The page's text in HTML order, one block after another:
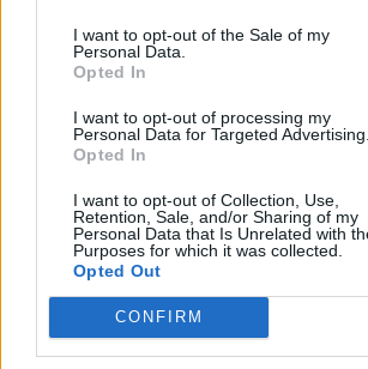
I want to opt-out of the Sale of my
Personal Data.
Opted In
I want to opt-out of processing my
Personal Data for Targeted Advertising.
Opted In
I want to opt-out of Collection, Use,
Retention, Sale, and/or Sharing of my
Personal Data that Is Unrelated with
Purposes for which it was collected.
Opted Out
CONFIRM
Garantir o amanhã hoje